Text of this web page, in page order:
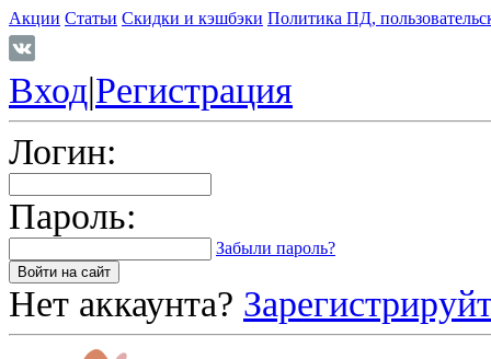
Акции Статьи Скидки и кэшбэки Политика ПД,
Вход|Регистрация
Логин:
Пароль:
Забыли пароль?
Нет аккаунта?